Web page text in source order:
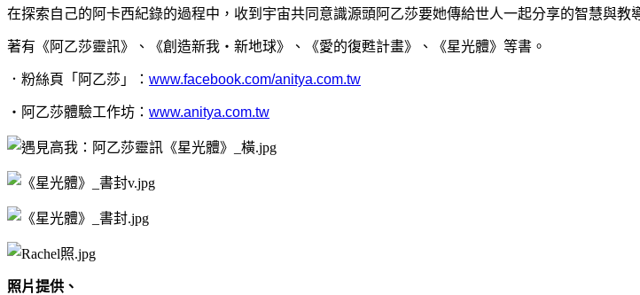
在探索自己的阿卡西紀錄的過程中，收到宇宙共同意識源頭阿乙莎要她傳給世人一起分享的智慧與
著有《阿乙莎靈訊》、《創造新我‧新地球》、《愛的復甦計畫》、《星光體》等書。
．粉絲頁「阿乙莎」： www.facebook.com/anitya.com.tw
・阿乙莎體驗工作坊： www.anitya.com.tw
照片提供、